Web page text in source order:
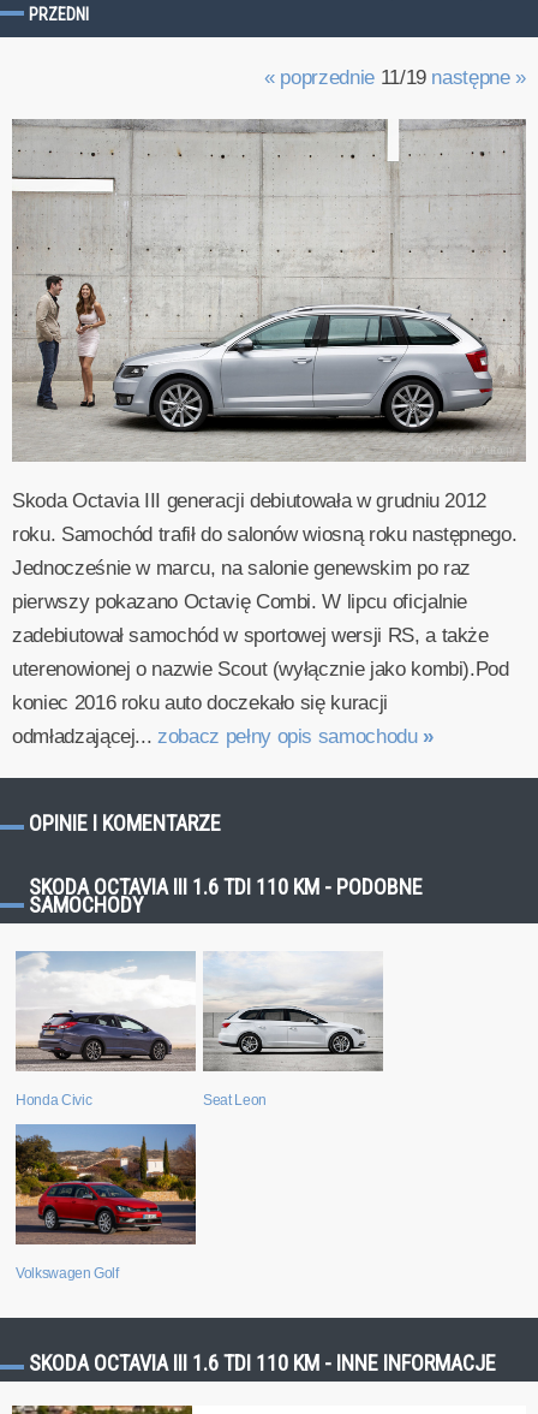
PRZEDNI
« poprzednie11/19 następne »
Skoda Octavia III generacji debiutowała w grudniu 2012
roku. Samochód trafił do salonów wiosną roku następnego.
Jednocześnie w marcu, na salonie genewskim po raz
pierwszy pokazano Octavię Combi. W lipcu oficjalnie
zadebiutował samochód w sportowej wersji RS, a także
uterenowionej o nazwie Scout (wyłącznie jako kombi).Pod
koniec 2016 roku auto doczekało się kuracji
odmładzającej...zobacz pełny opis samochodu »
OPINIE I KOMENTARZE
SKODA OCTAVIA III 1.6 TDI 110 KM - PODOBNE
SAMOCHODY
Honda Civic Seat Leon
Volkswagen Golf
SKODA OCTAVIA III 1.6 TDI 110 KM - INNE INFORMACJE